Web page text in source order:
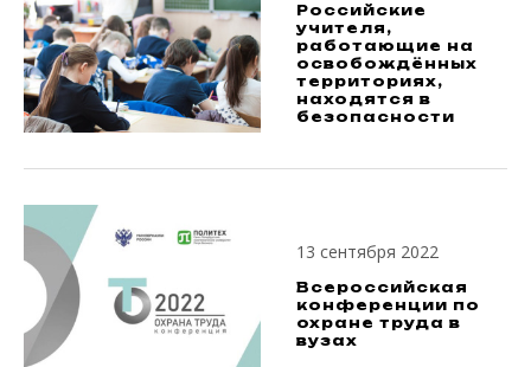
Российские
учителя,
работающие на
освобождённых
территориях,
находятся в
безопасности
13 сентября 2022
Всероссийская
конференции по
охране труда в
вузах